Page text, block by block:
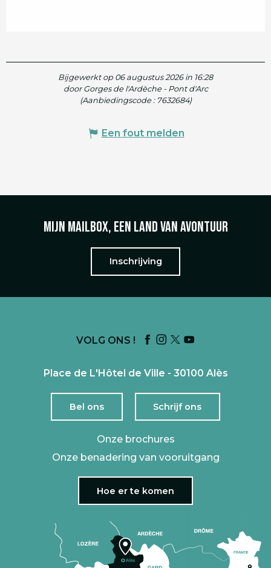
Bijgewerkt op 06 augustus 2026 in 16:28
door Gorges de l'Ardèche - Pont d'Arc
(Aanbiedingscode : 7632684)
Een fout melden
Mijn mailbox, een land van avontuur
Inschrijving
VOLG ONS !
Place de L'Hôtel de Ville - 30100 Alès
Bel ons Schrijf ons
Onze brochures
Onze benadering van vooruitgang
Hoe er te komen